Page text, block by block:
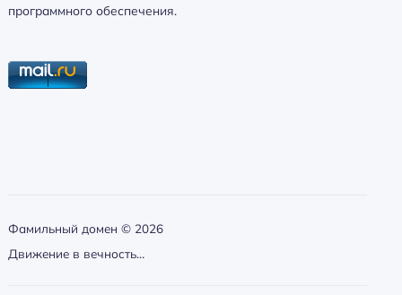
программного обеспечения.
Фамильный домен © 2026
Движение в вечность…
: